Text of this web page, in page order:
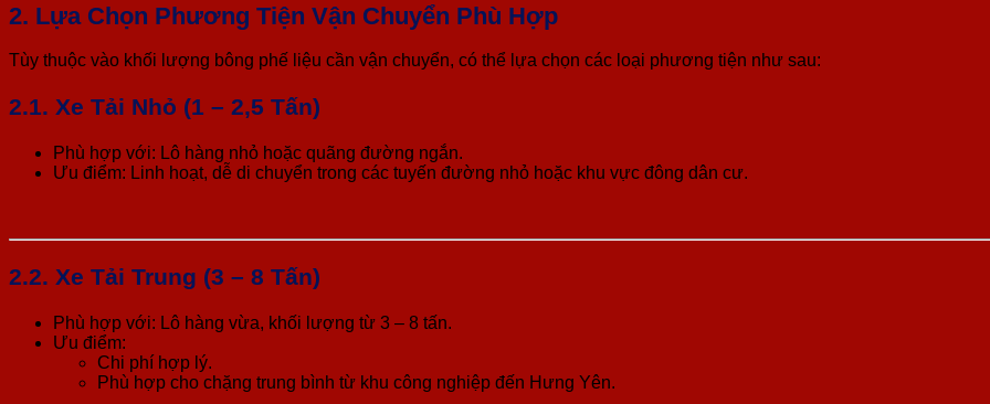
2. Lựa Chọn Phương Tiện Vận Chuyển Phù Hợp
Tùy thuộc vào khối lượng bông phế liệu cần vận chuyển, có thể lựa chọn các loại phương tiện như sau:
2.1. Xe Tải Nhỏ (1 – 2,5 Tấn)
Phù hợp với: Lô hàng nhỏ hoặc quãng đường ngắn.
Ưu điểm: Linh hoạt, dễ di chuyển trong các tuyến đường nhỏ hoặc khu vực đông dân cư.
2.2. Xe Tải Trung (3 – 8 Tấn)
Phù hợp với: Lô hàng vừa, khối lượng từ 3 – 8 tấn.
Ưu điểm:
Chi phí hợp lý.
Phù hợp cho chặng trung bình từ khu công nghiệp đến Hưng Yên.